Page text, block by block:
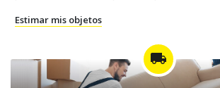
Estimar mis objetos
local_shipping